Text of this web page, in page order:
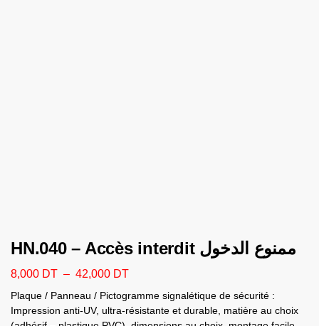
HN.040 – Accès interdit ممنوع الدخول
8,000 DT – 42,000 DT
Plaque / Panneau / Pictogramme signalétique de sécurité :
Impression anti-UV, ultra-résistante et durable, matière au choix